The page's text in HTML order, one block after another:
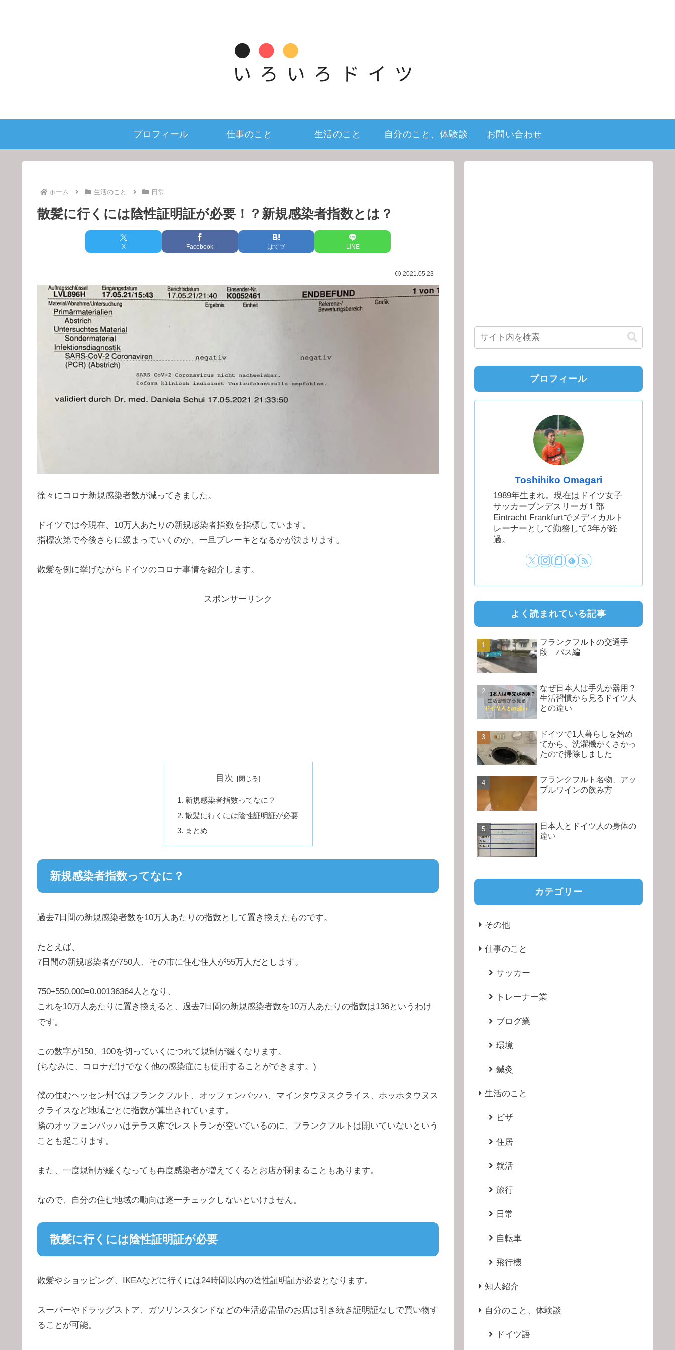
プロフィール 仕事のこと 生活のこと 自分のこと、体験談 お問い合わせ
ホーム 生活のこと 日常
散髪に行くには陰性証明証が必要！？新規感染者指数とは？
X Facebook はてブ LINE
2021.05.23
徐々にコロナ新規感染者数が減ってきました。
ドイツでは今現在、10万人あたりの新規感染者指数を指標しています。
指標次第で今後さらに緩まっていくのか、一旦ブレーキとなるかが決まります。
散髪を例に挙げながらドイツのコロナ事情を紹介します。
スポンサーリンク
目次
新規感染者指数ってなに？
散髪に行くには陰性証明証が必要
まとめ
新規感染者指数ってなに？
過去7日間の新規感染者数を10万人あたりの指数として置き換えたものです。
たとえば、
7日間の新規感染者が750人、その市に住む住人が55万人だとします。
750÷550,000=0.00136364人となり、
これを10万人あたりに置き換えると、過去7日間の新規感染者数を10万人あたりの指数は136というわけ
です。
この数字が150、100を切っていくにつれて規制が緩くなります。
(ちなみに、コロナだけでなく他の感染症にも使用することができます。)
僕の住むヘッセン州ではフランクフルト、オッフェンバッハ、マインタウヌスクライス、ホッホタウヌス
クライスなど地域ごとに指数が算出されています。
隣のオッフェンバッハはテラス席でレストランが空いているのに、フランクフルトは開いていないという
ことも起こります。
また、一度規制が緩くなっても再度感染者が増えてくるとお店が閉まることもあります。
なので、自分の住む地域の動向は逐一チェックしないといけません。
散髪に行くには陰性証明証が必要
散髪やショッピング、IKEAなどに行くには24時間以内の陰性証明証が必要となります。
スーパーやドラッグストア、ガソリンスタンドなどの生活必需品のお店は引き続き証明証なしで買い物す
ることが可能。
プロフィール
Toshihiko Omagari
1989年生まれ。現在はドイツ女子
サッカーブンデスリーガ１部
Eintracht Frankfurtでメディカルト
レーナーとして勤務して3年が経
過。
よく読まれている記事
フランクフルトの交通手
段 バス編
なぜ日本人は手先が器用？
生活習慣から見るドイツ人
との違い
ドイツで1人暮らしを始め
てから、洗濯機がくさかっ
たので掃除しました
フランクフルト名物、アッ
プルワインの飲み方
日本人とドイツ人の身体の
違い
カテゴリー
その他
仕事のこと
サッカー
トレーナー業
ブログ業
環境
鍼灸
生活のこと
ビザ
住居
就活
旅行
日常
自転車
飛行機
知人紹介
自分のこと、体験談
ドイツ語